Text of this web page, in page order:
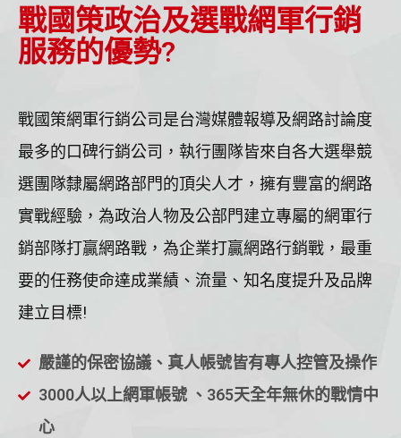
戰國策政治及選戰網軍行銷
服務的優勢?
戰國策網軍行銷公司是台灣媒體報導及網路討論度
最多的口碑行銷公司，執行團隊皆來自各大選舉競
選團隊隸屬網路部門的頂尖人才，擁有豐富的網路
實戰經驗，為政治人物及公部門建立專屬的網軍行
銷部隊打贏網路戰，為企業打贏網路行銷戰，最重
要的任務使命達成業績、流量、知名度提升及品牌
建立目標!
嚴謹的保密協議、真人帳號皆有專人控管及操作
3000人以上網軍帳號 、365天全年無休的戰情中
心